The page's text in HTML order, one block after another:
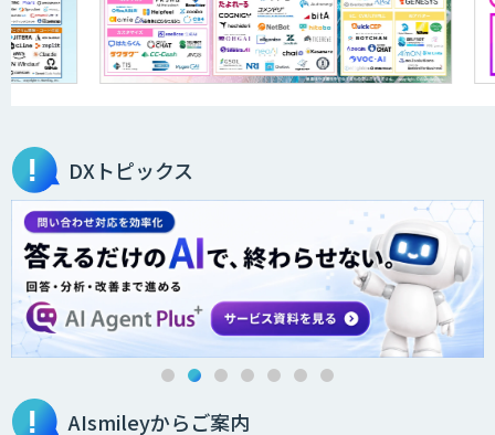
JAPAN AI KNOWLEDGE
オーダーメイドAI人材育成研修
Brain Plus for Sales
DXトピックス
AIsmileyからご案内